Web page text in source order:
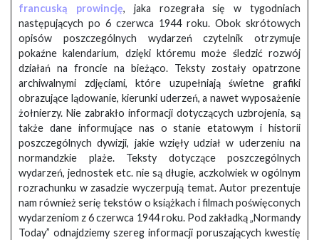
francuską prowincję, jaka rozegrała się w tygodniach
następujących po 6 czerwca 1944 roku. Obok skrótowych
opisów poszczególnych wydarzeń czytelnik otrzymuje
pokaźne kalendarium, dzięki któremu może śledzić rozwój
działań na froncie na bieżąco. Teksty zostały opatrzone
archiwalnymi zdjęciami, które uzupełniają świetne grafiki
obrazujące lądowanie, kierunki uderzeń, a nawet wyposażenie
żołnierzy. Nie zabrakło informacji dotyczących uzbrojenia, są
także dane informujące nas o stanie etatowym i historii
poszczególnych dywizji, jakie wzięły udział w uderzeniu na
normandzkie plaże. Teksty dotyczące poszczególnych
wydarzeń, jednostek etc. nie są długie, aczkolwiek w ogólnym
rozrachunku w zasadzie wyczerpują temat. Autor prezentuje
nam również serię tekstów o książkach i filmach poświęconych
wydarzeniom z 6 czerwca 1944 roku. Pod zakładką „Normandy
Today” odnajdziemy szereg informacji poruszających kwestię